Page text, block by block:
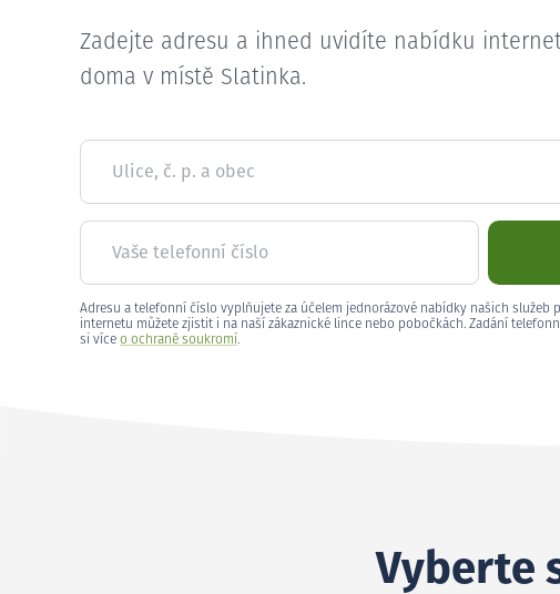
Zadejte adresu a ihned uvidíte nabídku
doma v místě Slatinka.
Ulice, č. p. a obec
Vaše telefonní číslo
Adresu a telefonní číslo vyplňujete za účelem jednorázové nabídky našich služeb
internetu můžete zjistit i na naší zákaznické lince nebo pobočkách. Zadání
si více o ochraně soukromí.
Vyberte